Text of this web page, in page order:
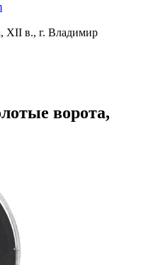
XII в., г. Владимир
ворота,